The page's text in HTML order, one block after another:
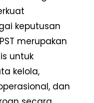
keputusan
merupakan
untuk
kelola,
dan